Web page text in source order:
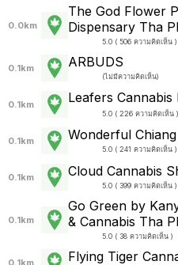
0.0km
The God Flower
Dispensary Tha
5.0 ( 506 ความคิดเห็น )
0.1km ARBUDS
(ไม่มีความคิดเห็น)
0.1km Leafers Cannabis
5.0 ( 226 ความคิดเห็น )
0.1km Wonderful
5.0 ( 241 ความคิดเห็น )
0.1km Cloud Cannabis
5.0 ( 399 ความคิดเห็น )
0.1km
Go Green by
& Cannabis Tha
5.0 ( 38 ความคิดเห็น )
0.1km Flying Tiger